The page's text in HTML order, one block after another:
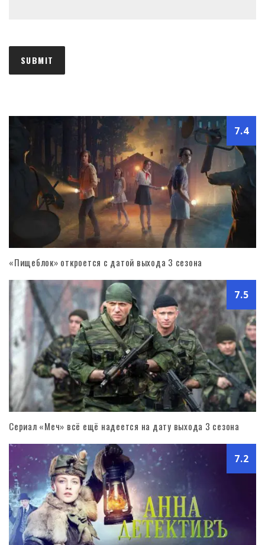
7.4
«Пищеблок» откроется с датой выхода 3 сезона
7.5
Сериал «Меч» всё ещё надеется на дату выхода 3 сезона
7.2